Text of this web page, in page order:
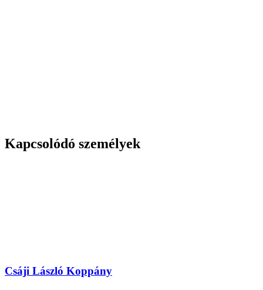
Kapcsolódó személyek
Csáji László Koppány